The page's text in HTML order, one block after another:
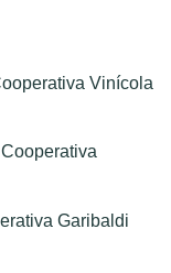
Vinícola
Garibaldi